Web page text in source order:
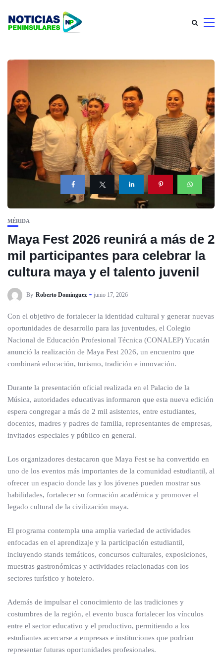
MÉRIDA
Maya Fest 2026 reunirá a más de 2
mil participantes para celebrar la
cultura maya y el talento juvenil
By Roberto Dominguez junio 17, 2026
Con el objetivo de fortalecer la identidad cultural y generar nuevas
oportunidades de desarrollo para las juventudes, el Colegio
Nacional de Educación Profesional Técnica (CONALEP) Yucatán
anunció la realización de Maya Fest 2026, un encuentro que
combinará educación, turismo, tradición e innovación.
Durante la presentación oficial realizada en el Palacio de la
Música, autoridades educativas informaron que esta nueva edición
espera congregar a más de 2 mil asistentes, entre estudiantes,
docentes, madres y padres de familia, representantes de empresas,
invitados especiales y público en general.
Los organizadores destacaron que Maya Fest se ha convertido en
uno de los eventos más importantes de la comunidad estudiantil, al
ofrecer un espacio donde las y los jóvenes pueden mostrar sus
habilidades, fortalecer su formación académica y promover el
legado cultural de la civilización maya.
El programa contempla una amplia variedad de actividades
enfocadas en el aprendizaje y la participación estudiantil,
incluyendo stands temáticos, concursos culturales, exposiciones,
muestras gastronómicas y actividades relacionadas con los
sectores turístico y hotelero.
Además de impulsar el conocimiento de las tradiciones y
costumbres de la región, el evento busca fortalecer los vínculos
entre el sector educativo y el productivo, permitiendo a los
estudiantes acercarse a empresas e instituciones que podrían
representar futuras oportunidades profesionales.